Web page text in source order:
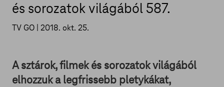
és sorozatok világából 587.
TV GO | 2018. okt. 25.
A sztárok, filmek és sorozatok világából
elhozzuk a legfrissebb pletykákat,